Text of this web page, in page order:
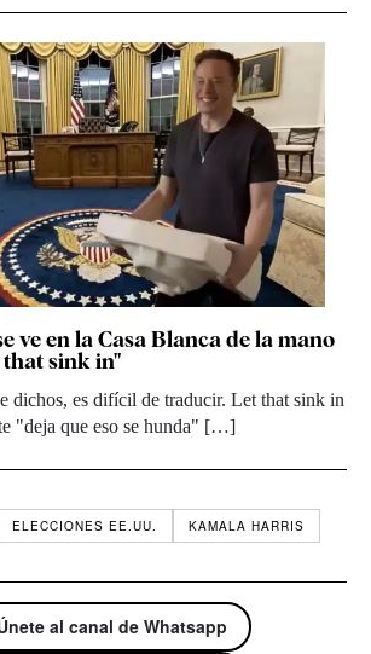
ve en la Casa Blanca de la mano
sink in"
dichos, es difícil de traducir. Let that sink in
"deja que eso se hunda" […]
ELECCIONES EE.UU. KAMALA HARRIS
al canal de Whatsapp